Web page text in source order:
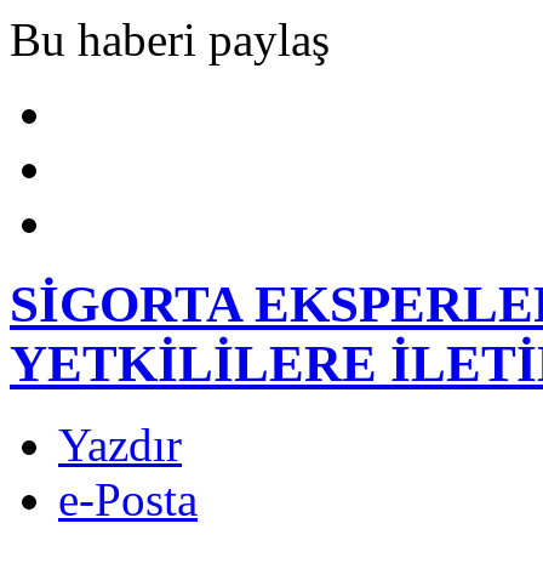
Bu haberi paylaş
SİGORTA
YETKİLİLERE
Yazdır
e-Posta